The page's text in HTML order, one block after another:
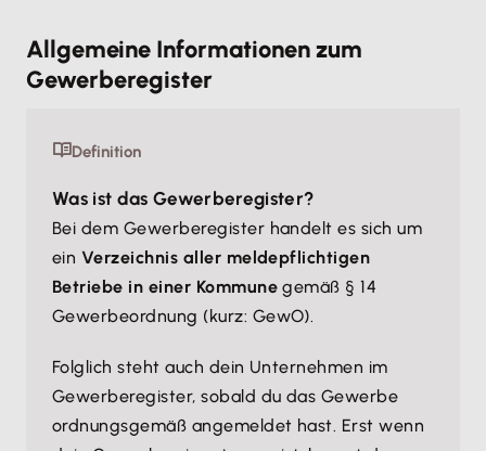
Allgemeine Informationen zum
Gewerberegister
Definition
Was ist das Gewerberegister?
Bei dem Gewerberegister handelt es sich um
ein Verzeichnis aller meldepflichtigen
Betriebe in einer Kommune gemäß § 14
Gewerbeordnung (kurz: GewO).
Folglich steht auch dein Unternehmen im
Gewerberegister, sobald du das Gewerbe
ordnungsgemäß angemeldet hast. Erst wenn